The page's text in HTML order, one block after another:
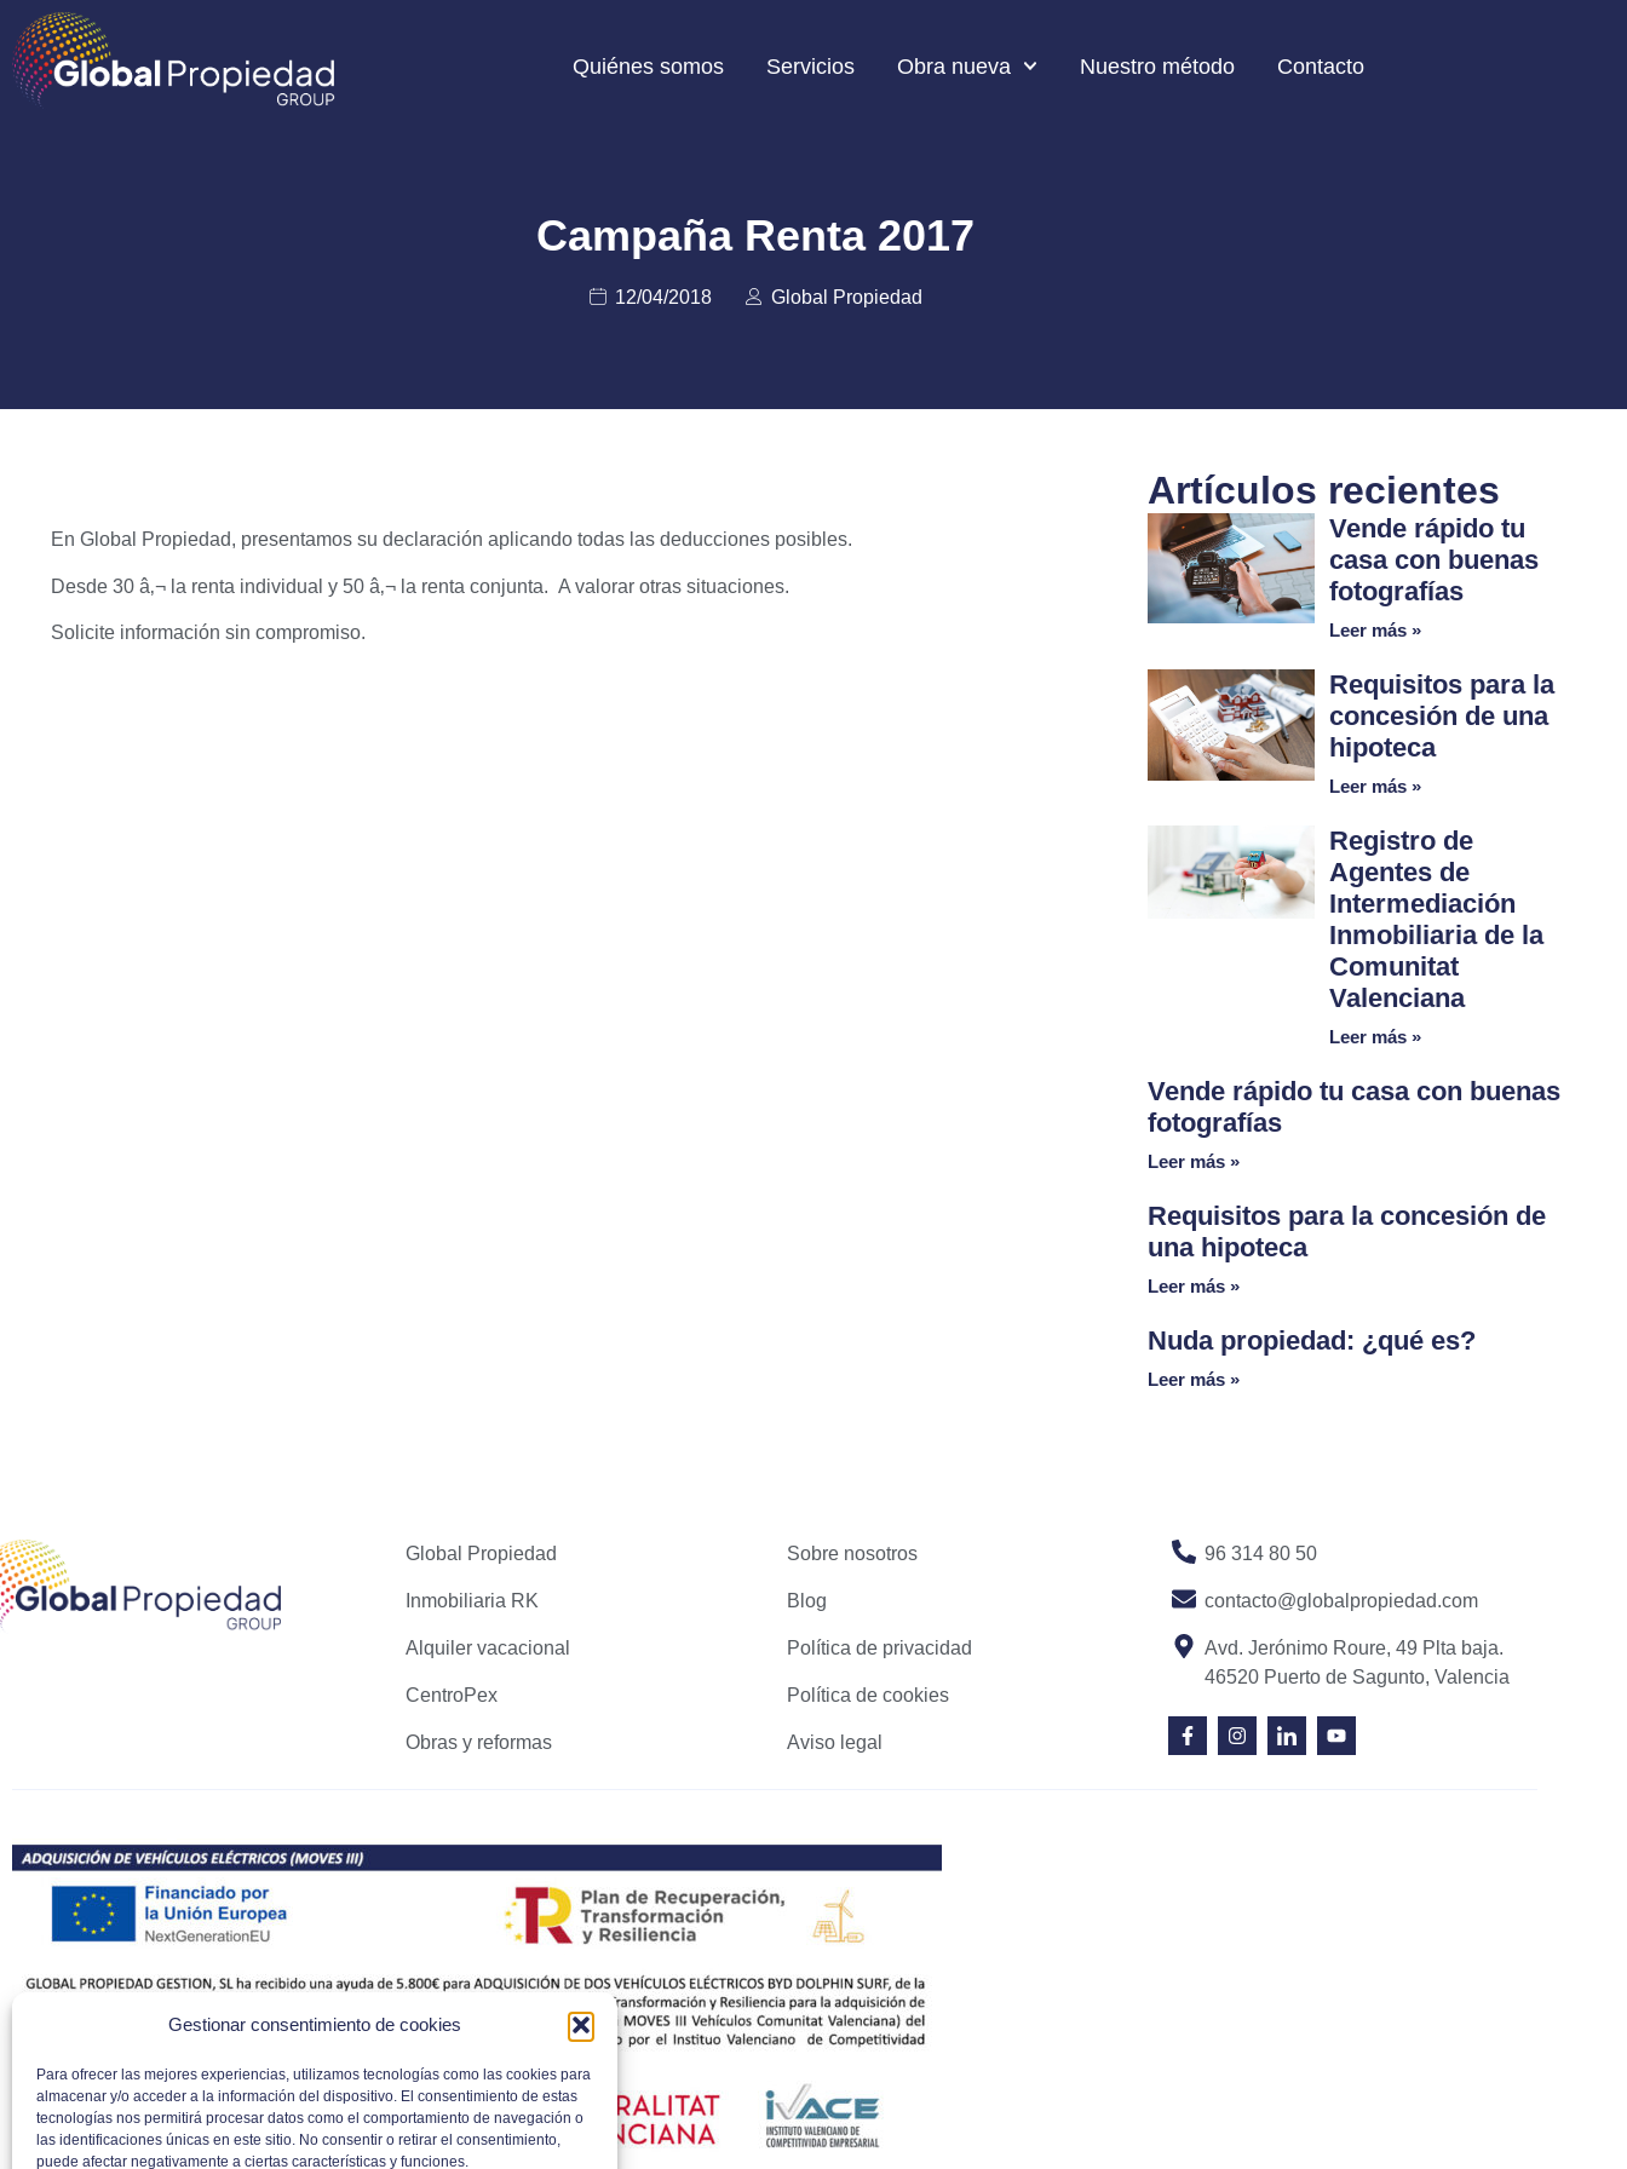
Gestionar consentimiento de cookies
Para ofrecer las mejores experiencias, utilizamos tecnologías como las cookies para
almacenar y/o acceder a la información del dispositivo. El consentimiento de estas
tecnologías nos permitirá procesar datos como el comportamiento de navegación o
las identificaciones únicas en este sitio. No consentir o retirar el consentimiento,
puede afectar negativamente a ciertas características y funciones.
Quiénes somos Servicios Obra nueva Nuestro método Contacto
Campaña Renta 2017
12/04/2018 Global Propiedad
En Global Propiedad, presentamos su declaración aplicando todas las deducciones posibles.
Desde 30 â‚¬ la renta individual y 50 â‚¬ la renta conjunta. A valorar otras situaciones.
Solicite información sin compromiso.
Artículos recientes
Vende rápido tu
casa con buenas
fotografías
Leer más »
Requisitos para la
concesión de una
hipoteca
Leer más »
Registro de
Agentes de
Intermediación
Inmobiliaria de la
Comunitat
Valenciana
Leer más »
Vende rápido tu casa con buenas
fotografías
Leer más »
Requisitos para la concesión de
una hipoteca
Leer más »
Nuda propiedad: ¿qué es?
Leer más »
Global Propiedad
Inmobiliaria RK
Alquiler vacacional
CentroPex
Obras y reformas
Sobre nosotros
Blog
Política de privacidad
Política de cookies
Aviso legal
96 314 80 50
contacto@globalpropiedad.com
Avd. Jerónimo Roure, 49 Plta baja.
46520 Puerto de Sagunto, Valencia